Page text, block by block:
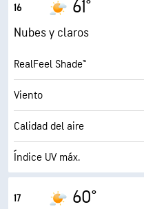
Humedad
Punto de rocío
AccuLumen Brightness Index™
Nubosidad
Visibilidad
16 61°
Nubes y claros
RealFeel Shade™
Viento
Calidad del aire
Índice UV máx.
17 60°